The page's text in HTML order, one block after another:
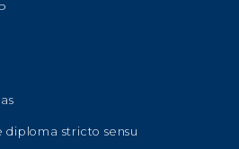
diploma stricto sensu